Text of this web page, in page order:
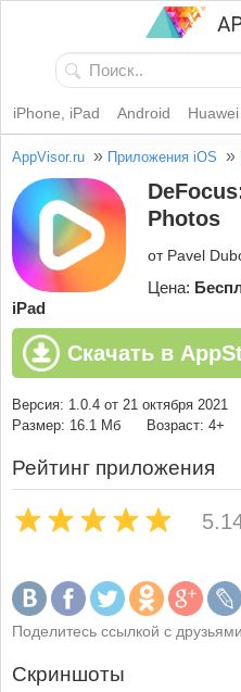
iPhone, iPad Android Huawei
AppVisor.ru » Приложения iOS »
Photos
от Pavel
Цена:
iPad
Скачать в
Версия: 1.0.4 от 21 октября 2021
Размер: 16.1 Мб
Возраст: 4+
Рейтинг приложения
Поделитесь ссылкой с друзьями
Скриншоты